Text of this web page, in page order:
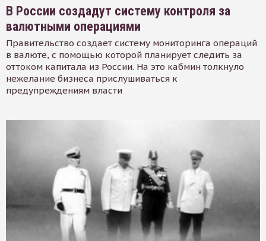
В России создадут систему контроля за
валютными операциями
Правительство создает систему мониторинга операций
в валюте, с помощью которой планирует следить за
оттоком капитала из России. На это кабмин толкнуло
нежелание бизнеса прислушиваться к
предупреждениям власти